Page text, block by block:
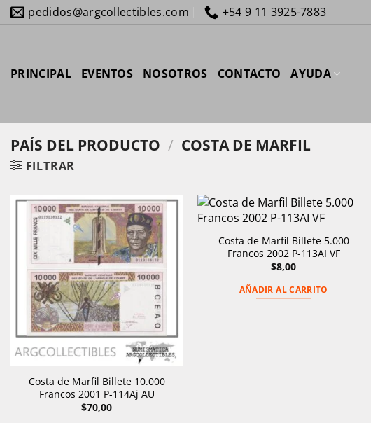
Saltar
al
pedidos@argcollectibles.com +54 9 11 3925-7883
PRINCIPAL EVENTOS NOSOTROS CONTACTO AYUDA
PAÍS DEL PRODUCTO / COSTA DE MARFIL
FILTRAR
Costa de Marfil Billete 10.000
Francos 2001 P-114Aj AU
$70,00
Costa de Marfil Billete 5.000
Francos 2002 P-113AI VF
$8,00
AÑADIR AL CARRITO